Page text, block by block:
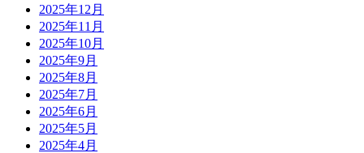
2025年12月
2025年11月
2025年10月
2025年9月
2025年8月
2025年7月
2025年6月
2025年5月
2025年4月